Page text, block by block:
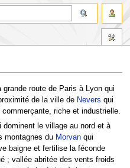
route de Paris à Lyon qui
de la ville de Nevers qui
riche et industrielle.
le village au nord et à
montagnes du Morvanqui
baigne et fertilise la féconde
; vallée abritée des vents froids